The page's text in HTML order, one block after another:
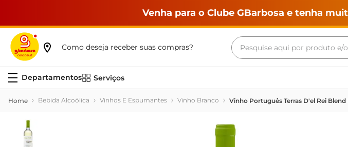
Venha para o Clube GBarbosa e tenha
Como deseja receber suas compras?
Pesquise aqui por produto
Serviços
Bebida Alcoólica Vinhos E Espumantes Vinho Branco Vinho Português Terras D'el Rei
Termos mais buscados
maquina lavar